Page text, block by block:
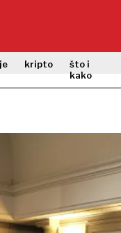
kripto
što i
kako